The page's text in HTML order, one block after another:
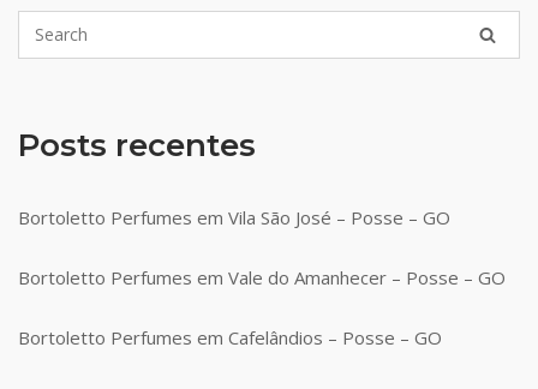
Posts recentes
Bortoletto Perfumes em Vila São José – Posse – GO
Bortoletto Perfumes em Vale do Amanhecer – Posse – GO
Bortoletto Perfumes em Cafelândios – Posse – GO